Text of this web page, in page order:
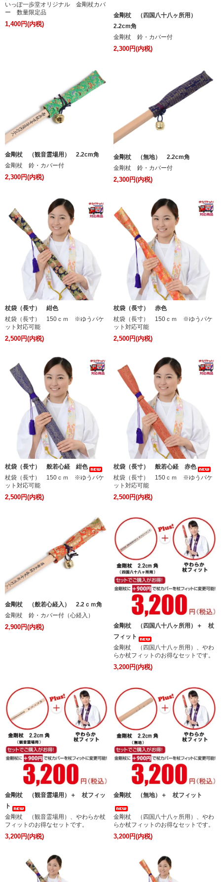
いっぽ一歩堂オリジナル 金剛杖カバ
ー 数量限定品
1,400円(内税)
金剛杖 （四国八十八ヶ所用）
2.2cm角
金剛杖 鈴・カバー付
2,300円(内税)
金剛杖 （観音霊場用） 2.2cm角
金剛杖 鈴・カバー付
2,300円(内税)
金剛杖 （無地） 2.2cm角
金剛杖 鈴・カバー付
2,300円(内税)
杖袋（長寸） 紺色
杖袋（長寸） 150ｃｍ ※ゆうパケ
ット対応可能
2,500円(内税)
杖袋（長寸） 赤色
杖袋（長寸） 150ｃｍ ※ゆうパケ
ット対応可能
2,500円(内税)
杖袋（長寸） 般若心経 紺色
杖袋（長寸） 150ｃｍ ※ゆうパケ
ット対応可能
2,500円(内税)
杖袋（長寸） 般若心経 赤色
杖袋（長寸） 150ｃｍ ※ゆうパケ
ット対応可能
2,500円(内税)
金剛杖 （般若心経入） 2.2ｃｍ角
金剛杖 鈴・カバー付（心経入）
2,900円(内税)
金剛杖 （四国八十八ヶ所用）＋ 杖
フィット
金剛杖 （四国八十八ヶ所用）、やわ
らか杖フィットのお得なセットです。
3,200円(内税)
金剛杖 （観音霊場用）＋ 杖フィッ
ト
金剛杖 （観音霊場用）、やわらか杖
フィットのお得なセットです。
3,200円(内税)
金剛杖 （無地）＋ 杖フィット
金剛杖 （四国八十八ヶ所用）、やわ
らか杖フィットのお得なセットです。
3,200円(内税)